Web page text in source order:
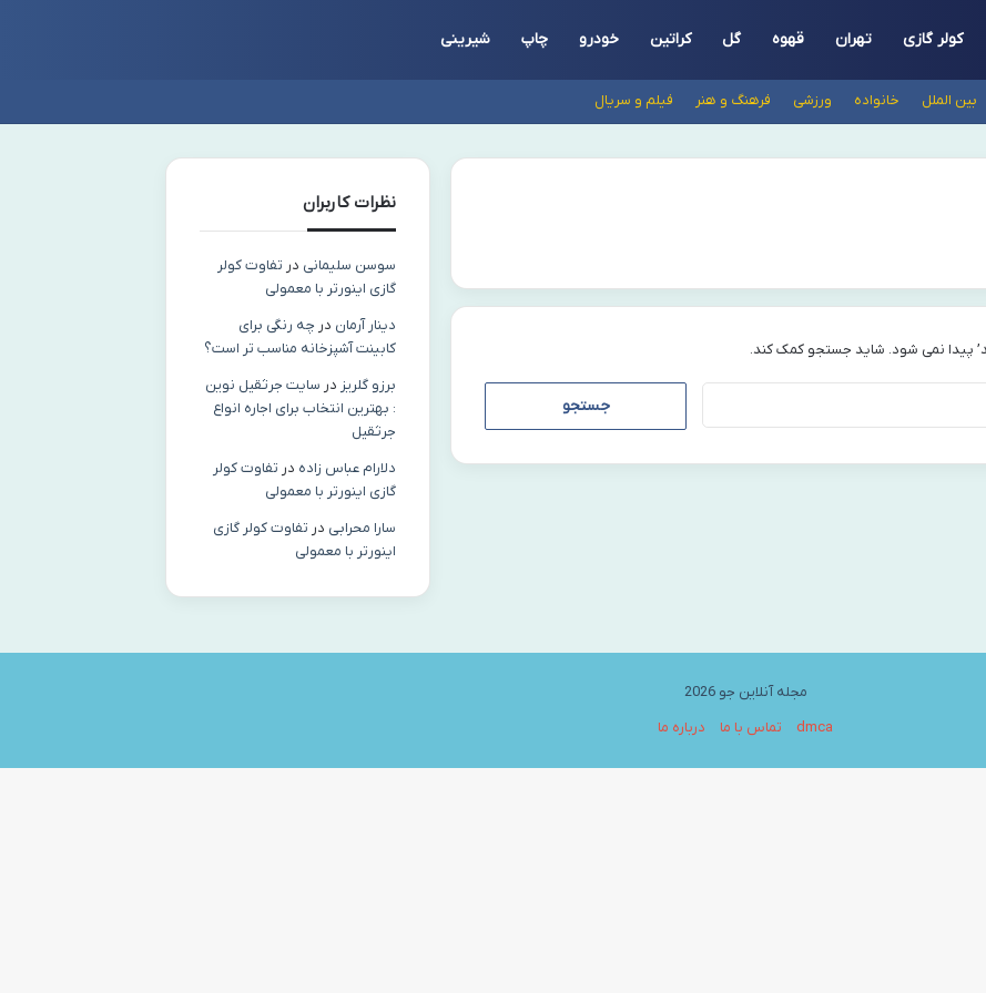
کولر گازی تهران قهوه گل کراتین خودرو چاپ شیرینی
بین الملل خانواده ورزشی فرهنگ و هنر فیلم و سریال
پیدا نمی شود. شاید جستجو کمک کند.
نظرات کاربران
سوسن سلیمانی در تفاوت کولر
گازی اینورتر با معمولی
دینار آرمان در چه رنگی برای
کابینت آشپزخانه مناسب‌ تر است؟
برزو گلریز در سایت جرثقیل نوین
: بهترین انتخاب برای اجاره انواع
جرثقیل
دلارام عباس زاده در تفاوت کولر
گازی اینورتر با معمولی
سارا محرابی در تفاوت کولر گازی
اینورتر با معمولی
مجله آنلاین جو 2026
dmca
تماس با ما درباره ما